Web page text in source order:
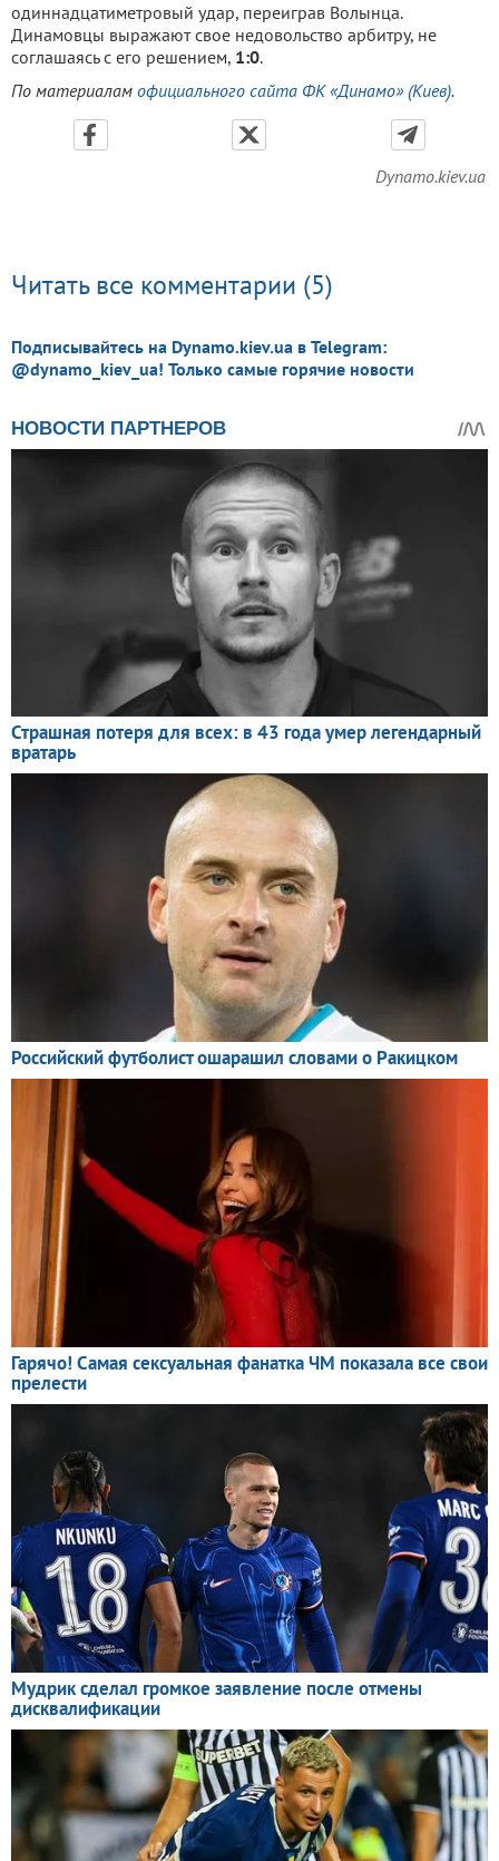
одиннадцатиметровый удар, переиграв Волынца.
Динамовцы выражают свое недовольство арбитру, не
соглашаясь с его решением, 1:0.
По материалам официального сайта ФК «Динамо» (Киев).
Dynamo.kiev.ua
Читать все комментарии (5)
Подписывайтесь на Dynamo.kiev.ua в Telegram:
@dynamo_kiev_ua! Только самые горячие новости